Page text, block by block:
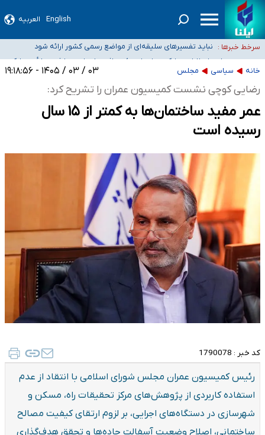
English العربیه
سرخط خبرها :
آمار خودکشی نسبت به سال‌های قبل افزایش نیافته است
دستگیری عامل اصلی حادثه فوت حمیدرضا رجب‌زاده
نباید تفسیرهای سلیقه‌ای از مواضع رسمی کشور ارائه شود
«زیرمیزی» برای داوطلبان پزشکی سراب است/ دریافت‌های غیرمتعارف در شأن پزشکی
و کشورمان نیست/ نظام سلامت جلوی این رویه را بگیرد
خانه سیاسی مجلس ۰۳ / ۰۳ / ۱۴۰۵ - ۱۹:۱۸:۵۶
رضایی کوچی نشست کمیسیون عمران را تشریح کرد:
عمر مفید ساختمان‌ها به کمتر از ۱۵ سال
رسیده است
کد خبر : 1790078
رئیس کمیسیون عمران مجلس شورای اسلامی با انتقاد از عدم
استفاده کاربردی از پژوهش‌های مرکز تحقیقات راه، مسکن و
شهرسازی در دستگاه‌های اجرایی، بر لزوم ارتقای کیفیت مصالح
ساختمانی، اصلاح وضعیت آسفالت جاده‌ها و تحقق هدف‌گذاری